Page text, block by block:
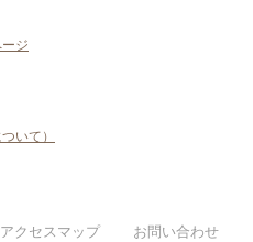
アクセスマップ お問い合わせ